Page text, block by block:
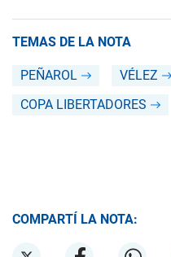
TEMAS DE LA NOTA
PEÑAROL
VÉLEZ
COPA LIBERTADORES
COMPARTÍ LA NOTA: